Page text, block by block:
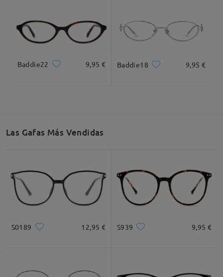
Leer todos los
comentarios
Deje su comentario
Baddie22 9,95 € Baddie18 9,95 €
Las Gafas Más Vendidas
S0189 12,95 € S939 9,95 €